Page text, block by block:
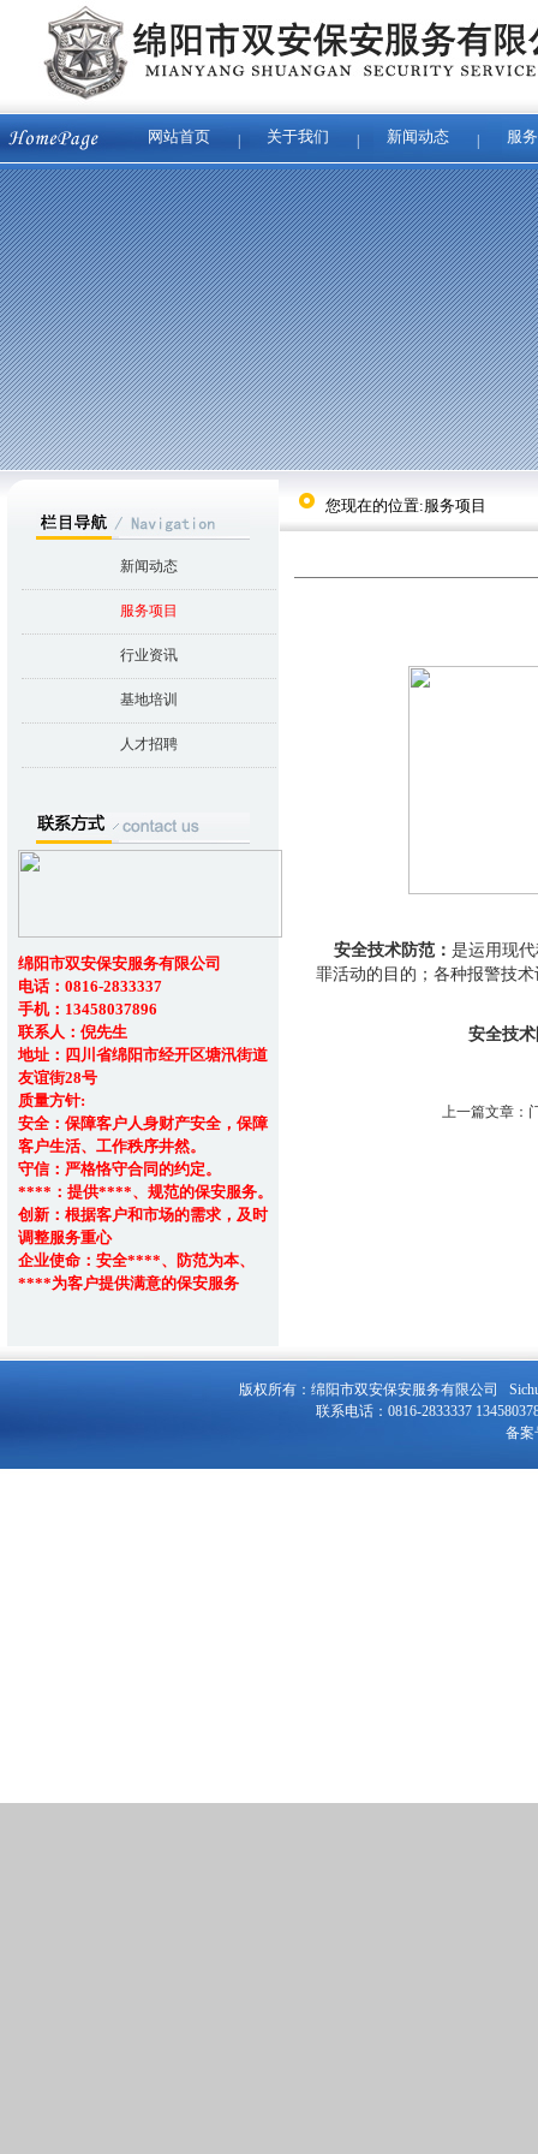
网站首页 关于我们 新闻动态 服
新闻动态
服务项目
行业资讯
基地培训
人才招聘
绵阳市双安保安服务有限公司
电话：0816-2833337
手机：13458037896
联系人：倪先生
地址：四川省绵阳市经开区塘汛街道
友谊街28号
质量方针:
安全：保障客户人身财产安全，保障
客户生活、工作秩序井然。
守信：严格恪守合同的约定。
****：提供****、规范的保安服务。
创新：根据客户和市场的需求，及时
调整服务重心
企业使命：安全****、防范为本、
****为客户提供满意的保安服务
您现在的位置:服务项目
安全技术防范： 是运用现
罪活动的目的；各种报警技
安全技术
上一篇文章：
版权所有：绵阳市双安保安服务有限公司
联系电话：0816-2833337
备案